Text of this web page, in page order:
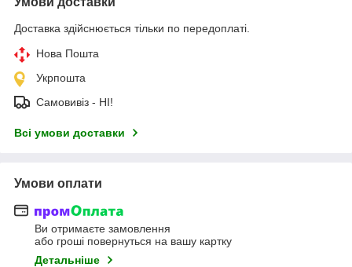
Доставка здійснюється тільки по передоплаті.
Нова Пошта
Укрпошта
Самовивіз - НІ!
Всі умови доставки
Умови оплати
Ви отримаєте замовлення
або гроші повернуться на вашу картку
Детальніше